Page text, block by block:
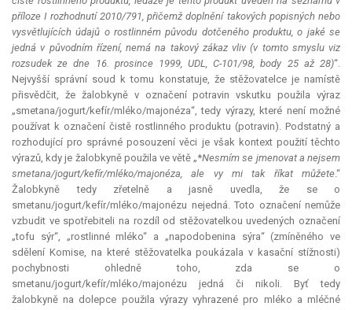
příloze I rozhodnutí 2010/791, přičemž doplnění takových popisných nebo
vysvětlujících údajů o rostlinném původu dotčeného produktu, o jaké se
jedná v původním řízení, nemá na takový zákaz vliv (v tomto smyslu viz
rozsudek ze dne 16. prosince 1999, UDL, C-101/98, body 25 až 28)“.
Nejvyšší správní soud k tomu konstatuje, že stěžovatelce je namístě
přisvědčit, že žalobkyně v označení potravin vskutku použila výraz
„smetana/jogurt/kefír/mléko/majonéza“, tedy výrazy, které není možné
používat k označení čistě rostlinného produktu (potravin). Podstatný a
rozhodující pro správné posouzení věci je však kontext použití těchto
výrazů, kdy je žalobkyně použila ve větě „*Nesmím se jmenovat a nejsem
smetana/jogurt/kefír/mléko/majonéza, ale vy mi tak říkat můžete.“
Žalobkyně tedy zřetelně a jasně uvedla, že se o
smetanu/jogurt/kefír/mléko/majonézu nejedná. Toto označení nemůže
vzbudit ve spotřebiteli na rozdíl od stěžovatelkou uvedených označení
„tofu sýr“, „rostlinné mléko“ a „napodobenina sýra“ (zmíněného ve
sdělení Komise, na které stěžovatelka poukázala v kasační stížnosti)
pochybnosti ohledně toho, zda se o
smetanu/jogurt/kefír/mléko/majonézu jedná či nikoli. Byť tedy
žalobkyně na dolepce použila výrazy vyhrazené pro mléko a mléčné